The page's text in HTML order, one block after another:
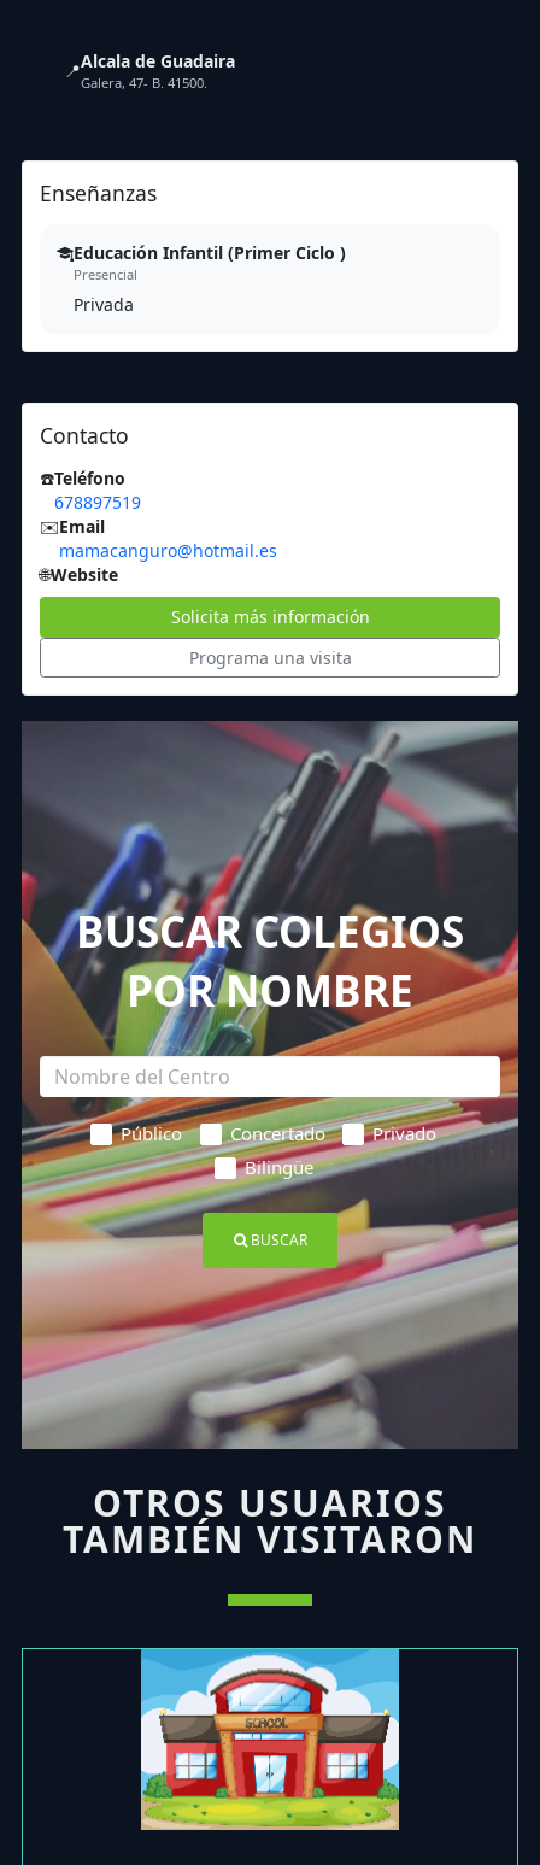
📍Alcala de Guadaira
Galera, 47- B. 41500.
Enseñanzas
Educación Infantil (Primer Ciclo )
Presencial
Privada
Contacto
☎️Teléfono
678897519
✉️Email
mamacanguro@hotmail.es
🌐Website
Solicita más información
Programa una visita
BUSCAR COLEGIOS
POR NOMBRE
Público Concertado
Privado
Bilingüe
BUSCAR
OTROS USUARIOS
TAMBIÉN VISITARON